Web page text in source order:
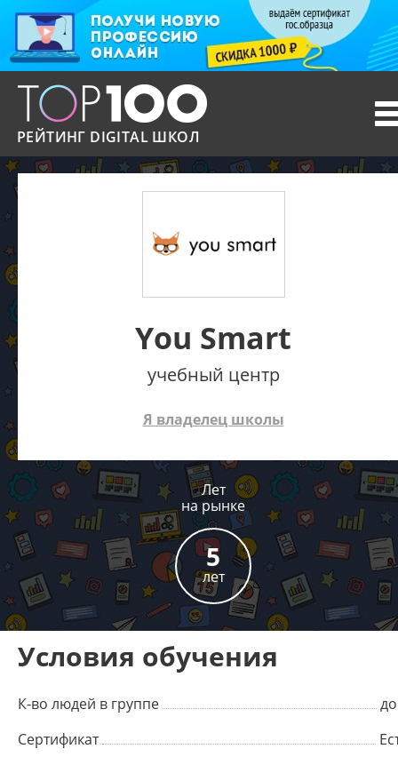
РЕЙТИНГ DIGITAL ШКОЛ
You Smart
учебный центр
Я владелец школы
Лет
на рынке
5
лет
Условия обучения
К-во людей в группе
Сертификат